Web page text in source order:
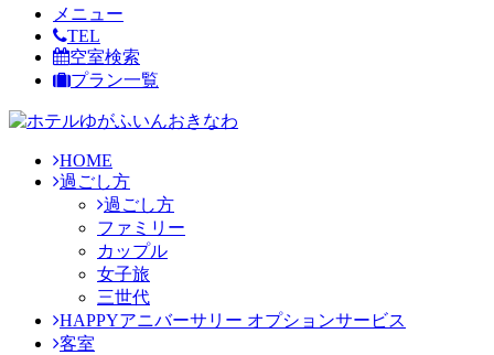
メニュー
TEL
空室検索
プラン一覧
HOME
過ごし方
過ごし方
ファミリー
カップル
女子旅
三世代
HAPPYアニバーサリー オプションサービス
客室